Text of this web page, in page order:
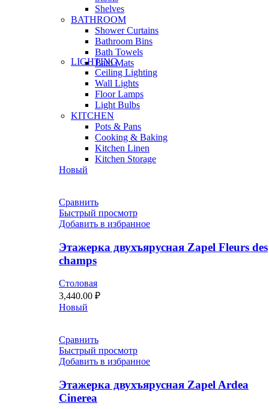
Shelves
BATHROOM
Shower Curtains
Bathroom Bins
Bath Towels
Bath Mats
LIGHTING
Ceiling Lighting
Wall Lights
Floor Lamps
Light Bulbs
KITCHEN
Pots & Pans
Cooking & Baking
Kitchen Linen
Kitchen Storage
Новый
Сравнить
Быстрый просмотр
Добавить в избранное
Этажерка двухъярусная Zapel Fleurs des
champs
Столовая
3,440.00 ₽
Новый
Сравнить
Быстрый просмотр
Добавить в избранное
Этажерка двухъярусная Zapel Ardea
Cinerea